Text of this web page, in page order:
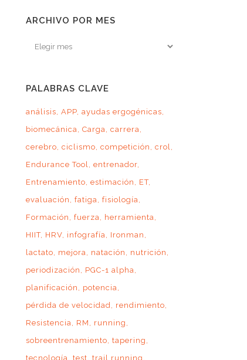
ARCHIVO POR MES
Archivo
PALABRAS CLAVE
análisis APP ayudas ergogénicas
biomecánica Carga carrera
cerebro ciclismo competición
crol
Endurance Tool entrenador
Entrenamiento estimación
ET
evaluación
fatiga fisiología
Formación
fuerza
herramienta
HIIT HRV infografía
Ironman
lactato
mejora natación
nutrición
periodización
PGC-1 alpha
planificación
potencia
pérdida de velocidad
rendimiento
Resistencia
RM
running
sobreentrenamiento tapering
tecnología test trail running